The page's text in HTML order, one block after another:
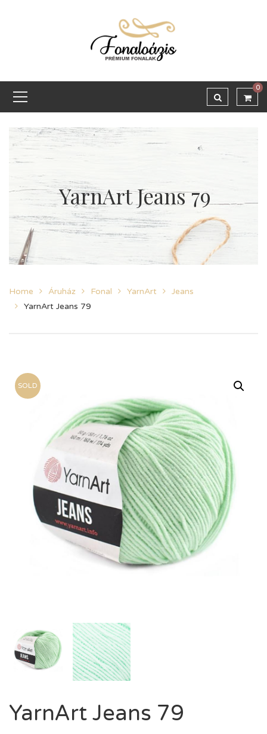
0
YarnArt Jeans 79
Home Áruház Fonal YarnArt
Jeans
YarnArt Jeans 79
SOLD
YarnArt Jeans 79